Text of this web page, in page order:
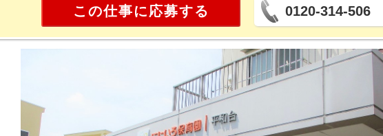
この仕事に応募する 0120-314-506